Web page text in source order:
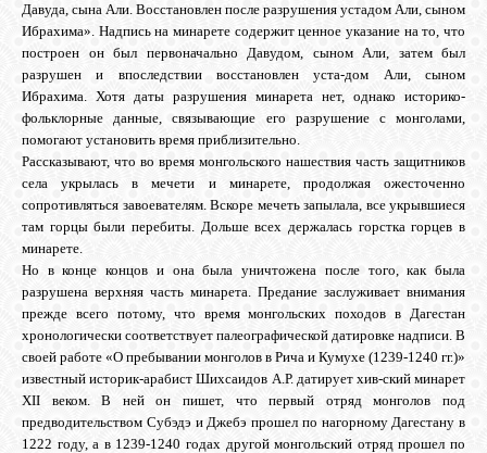
Давуда, сына Али. Восстановлен после разрушения устадом Али, сыном
Ибрахима». Надпись на минарете содержит ценное указание на то, что
построен он был первоначально Давудом, сыном Али, затем был
разрушен и впоследствии восстановлен уста-дом Али, сыном
Ибрахима. Хотя даты разрушения минарета нет, однако историко-
фольклорные данные, связывающие его разрушение с монголами,
помогают установить время приблизительно.
Рассказывают, что во время монгольского нашествия часть защитников
села укрылась в мечети и минарете, продолжая ожесточенно
сопротивляться завоевателям. Вскоре мечеть запылала, все укрывшиеся
там горцы были перебиты. Дольше всех держалась горстка горцев в
минарете.
Но в конце концов и она была уничтожена после того, как была
разрушена верхняя часть минарета. Предание заслуживает внимания
прежде всего потому, что время монгольских походов в Дагестан
хронологически соответствует палеографической датировке надписи. В
своей работе «О пребывании монголов в Рича и Кумухе (1239-1240 гг.)»
известный историк-арабист Шихсаидов А.Р. датирует хив-ский минарет
XII веком. В ней он пишет, что первый отряд монголов под
предводительством Субэдэ и Джебэ прошел по нагорному Дагестану в
1222 году, а в 1239-1240 годах другой монгольский отряд прошел по